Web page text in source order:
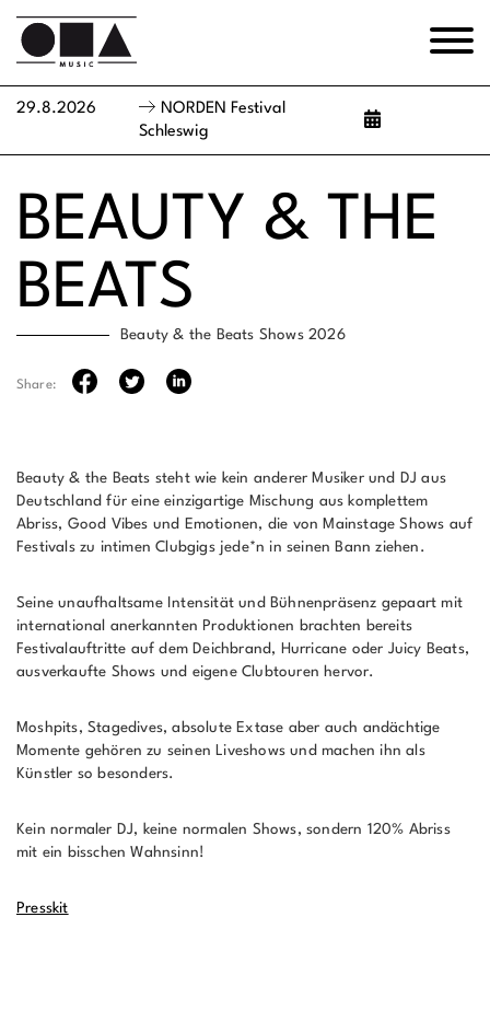
29.8.2026
NORDEN Festival
Schleswig
BEAUTY & THE
BEATS
Beauty & the Beats Shows 2026
Share:
Beauty & the Beats steht wie kein anderer Musiker und DJ aus
Deutschland für eine einzigartige Mischung aus komplettem
Abriss, Good Vibes und Emotionen, die von Mainstage Shows auf
Festivals zu intimen Clubgigs jede*n in seinen Bann ziehen.
Seine unaufhaltsame Intensität und Bühnenpräsenz gepaart mit
international anerkannten Produktionen brachten bereits
Festivalauftritte auf dem Deichbrand, Hurricane oder Juicy Beats,
ausverkaufte Shows und eigene Clubtouren hervor.
Moshpits, Stagedives, absolute Extase aber auch andächtige
Momente gehören zu seinen Liveshows und machen ihn als
Künstler so besonders.
Kein normaler DJ, keine normalen Shows, sondern 120% Abriss
mit ein bisschen Wahnsinn!
Presskit